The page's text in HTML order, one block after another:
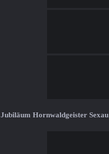
Jubiläum Hornwaldgeister Sexau